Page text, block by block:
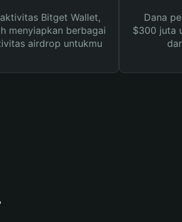
Bitget Wallet,
menyiapkan berbagai
airdrop untukmu
Dana
$300 juta